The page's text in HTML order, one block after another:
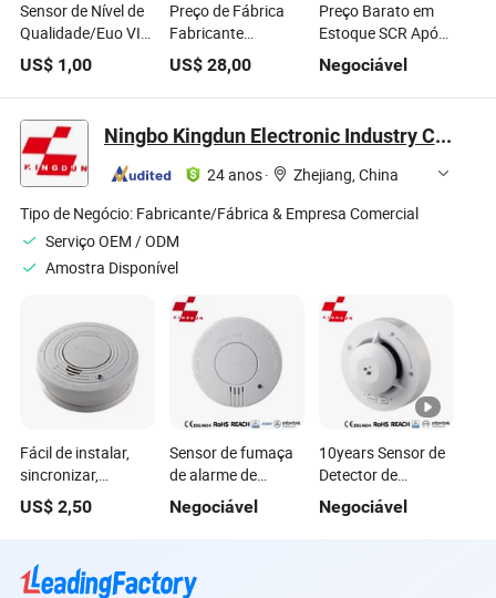
Sensor de Nível de
Qualidade/Euo VI
Sensor de Nível de
Qualidade de Ureia
Alta Precisão, IP67
Nível de Proteção
contra Ingressos
US$ 1,00
Preço de Fábrica
Fabricante
Fornecedor Sensor
de Nox para
Caminhão Sistema
12V/24V Sensor de
Nitrogênio e
Oxigênio
US$ 28,00
Preço Barato em
Estoque SCR Após
Tratamento
Sistema Peças do
Motor Fluido de
250kbps Sensor de
Nível de Qualidade
Negociável
Ningbo Kingdun Electronic Industry Co., Ltd.
24 anos·
Zhejiang, China
Tipo de Negócio: Fabricante/Fábrica & Empresa Comercial
Serviço OEM / ODM
Amostra Disponível
Fácil de instalar,
sincronizar,
vincular bens
existentes,
certificações,
sensor de fumaça
US$2,50
Sensor de fumaça
de alarme de
incêndio com
função de mudo
Negociável
10years Sensor de
Detector de
Sistemas de
Segurança de
Negociável